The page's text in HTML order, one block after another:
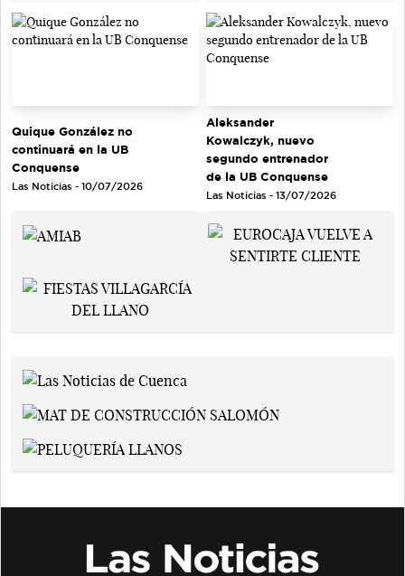
Quique González no
continuará en la UB
Conquense
Las Noticias - 10/07/2026
Aleksander
Kowalczyk, nuevo
segundo entrenador
de la UB Conquense
Las Noticias - 13/07/2026